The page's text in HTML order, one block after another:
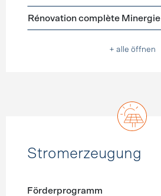
Rénovation complète Minergie
+ alle öffnen
Stromerzeugung
Förderprogramm